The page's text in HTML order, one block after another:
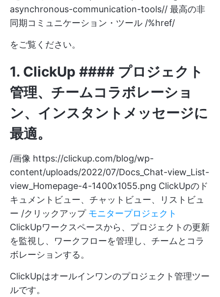
asynchronous-communication-tools// 最高の非
同期コミュニケーション・ツール /%href/
をご覧ください。
1. ClickUp #### プロジェクト
管理、チームコラボレーショ
ン、インスタントメッセージに
最適。
/画像 https://clickup.com/blog/wp-
content/uploads/2022/07/Docs_Chat-view_List-
view_Homepage-4-1400x1055.png ClickUpのド
キュメントビュー、チャットビュー、リストビュ
ー /クリックアップ モニタープロジェクト
ClickUpワークスペースから、プロジェクトの更新
を監視し、ワークフローを管理し、チームとコラ
ボレーションする。
ClickUpはオールインワンのプロジェクト管理ツー
ルです。